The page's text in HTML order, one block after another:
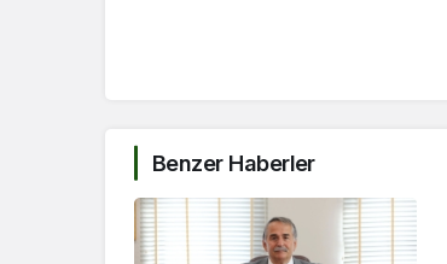
Benzer Haberler